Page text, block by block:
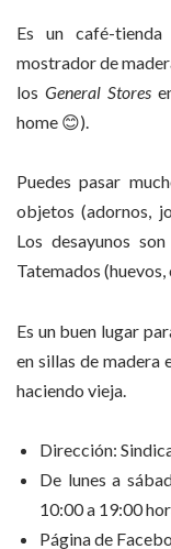
Es un café-
mostrador de
los General Stores
home 😊).
Puedes pasar
objetos (adornos,
Los desayunos
Tatemados
Es un buen lugar
en sillas de madera
haciendo vieja.
Dirección:
De lunes a
10:00 a 19:00
Página de